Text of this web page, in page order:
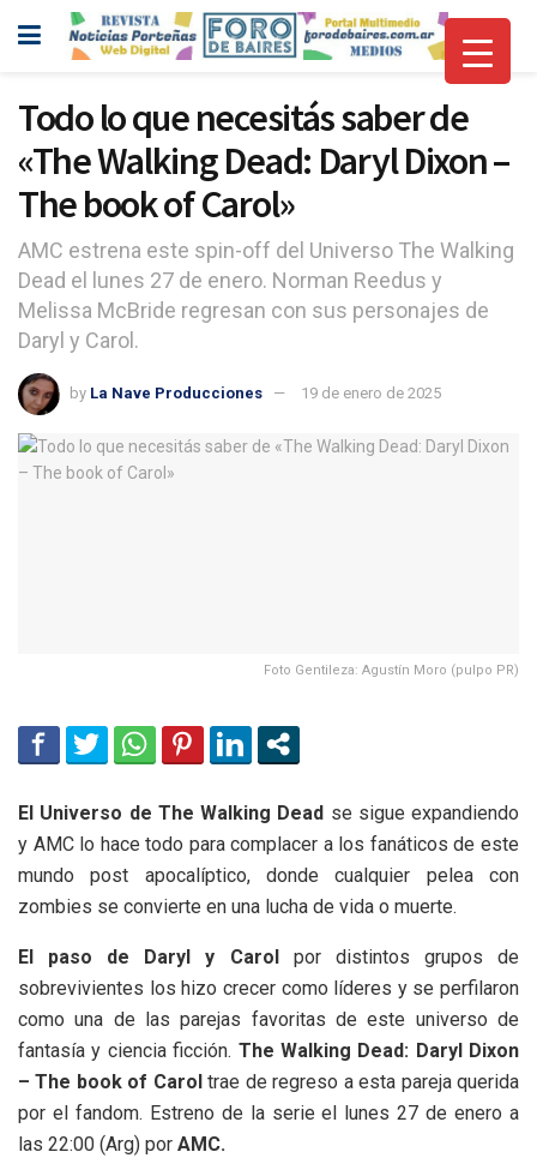
Todo lo que necesitás saber de
«The Walking Dead: Daryl Dixon –
The book of Carol»
AMC estrena este spin-off del Universo The Walking
Dead el lunes 27 de enero. Norman Reedus y
Melissa McBride regresan con sus personajes de
Daryl y Carol.
by La Nave Producciones 19 de enero de 2025
Foto Gentileza: Agustín Moro (pulpo PR)
El Universo de The Walking Dead se sigue expandiendo
y AMC lo hace todo para complacer a los fanáticos de este
mundo post apocalíptico, donde cualquier pelea con
zombies se convierte en una lucha de vida o muerte.
El paso de Daryl y Carol
por distintos grupos de
sobrevivientes los hizo crecer como líderes y se perfilaron
como una de las parejas favoritas de este universo de
fantasía y ciencia ficción. The Walking Dead: Daryl Dixon
– The book of Carol trae de regreso a esta pareja querida
por el fandom. Estreno de la serie el lunes 27 de enero a
las 22:00 (Arg) por AMC.